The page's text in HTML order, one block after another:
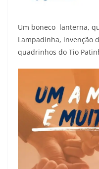
Um boneco lanterna,
Lampadinha, invenção
quadrinhos do Tio